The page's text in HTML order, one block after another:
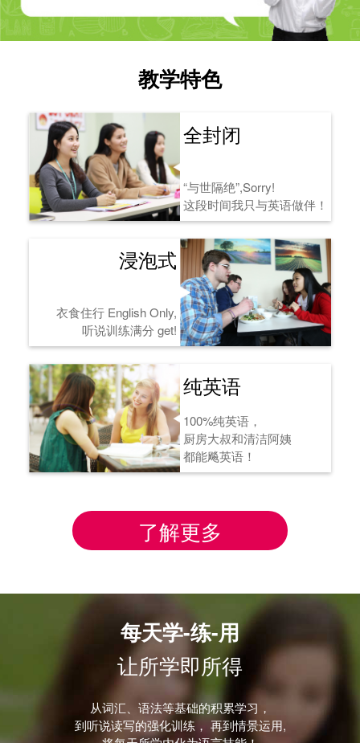
教学特色
全封闭
“与世隔绝”,Sorry!
这段时间我只与英语做伴！
浸泡式
衣食住行 English Only,
听说训练满分 get!
纯英语
100%纯英语，
厨房大叔和清洁阿姨
都能飚英语！
了解更多
每天学-练-用
让所学即所得
从词汇、语法等基础的积累学习，
到听说读写的强化训练， 再到情景运用,